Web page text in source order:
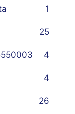
1
25
4
4
26